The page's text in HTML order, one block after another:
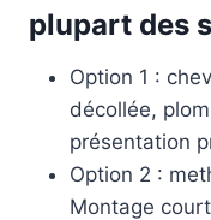
plupart des
Option 1 :
décollée,
présentation
Option 2 :
Montage